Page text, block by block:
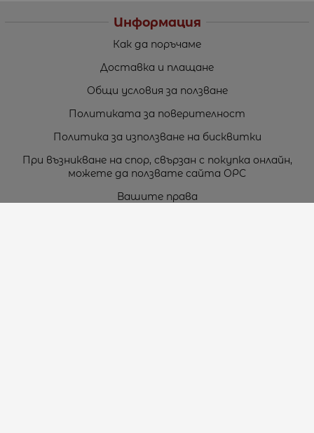
Информация
Как да поръчаме
Доставка и плащане
Общи условия за ползване
Политиката за поверителност
Политика за използване на бисквитки
При възникване на спор, свързан с покупка онлайн,
можете да ползвате сайта ОРС
Вашите права